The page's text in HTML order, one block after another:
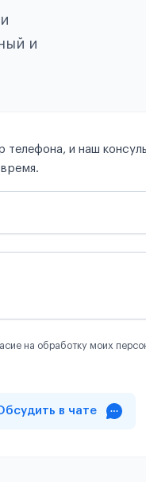
и
и наш
на обработку моих
в чате